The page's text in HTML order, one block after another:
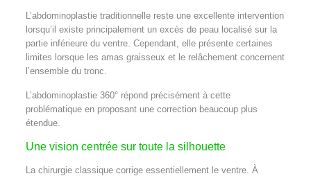
L’abdominoplastie traditionnelle reste une excellente intervention
lorsqu’il existe principalement un excès de peau localisé sur la
partie inférieure du ventre. Cependant, elle présente certaines
limites lorsque les amas graisseux et le relâchement concernent
l’ensemble du tronc.
L’abdominoplastie 360° répond précisément à cette
problématique en proposant une correction beaucoup plus
étendue.
Une vision centrée sur toute la silhouette
La chirurgie classique corrige essentiellement le ventre. À